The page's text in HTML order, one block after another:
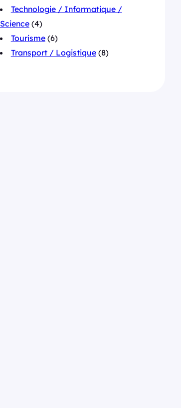
Technologie / Informatique /
Science(4)
Tourisme(6)
Transport / Logistique(8)